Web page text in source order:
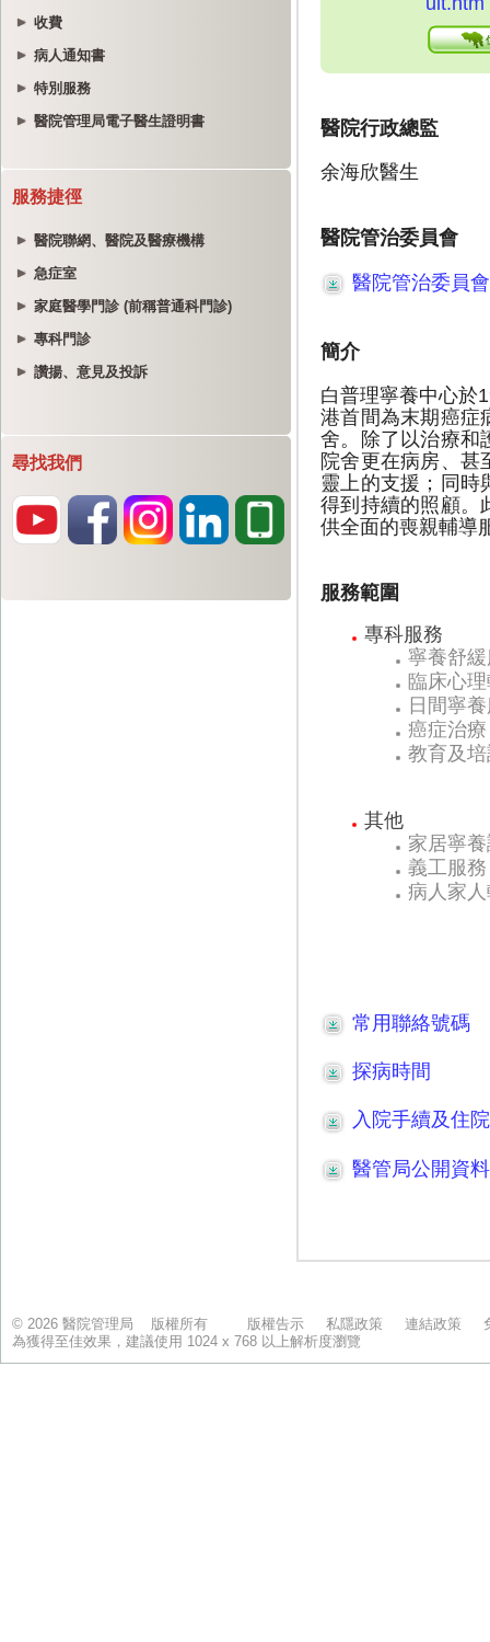
收費
病人通知書
特別服務
醫院管理局電子醫生證明書
服務捷徑
醫院聯網、醫院及醫療機構
急症室
家庭醫學門診 (前稱普通科門診)
專科門診
讚揚、意見及投訴
尋找我們
© 2026 醫院管理局 版權所有 版權告示 私隱政策 連結政策
為獲得至佳效果，建議使用 1024 x 768 以上解析度瀏覽